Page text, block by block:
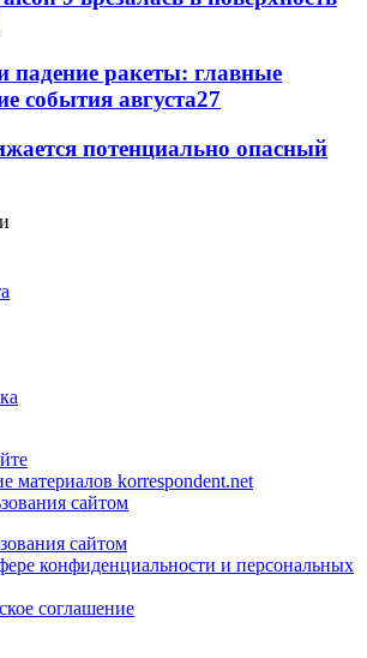
падение ракеты: главные
события августа27
потенциально опасный
материалов korrespondent.net
сайтом
сайтом
конфиденциальности и персональных
соглашение